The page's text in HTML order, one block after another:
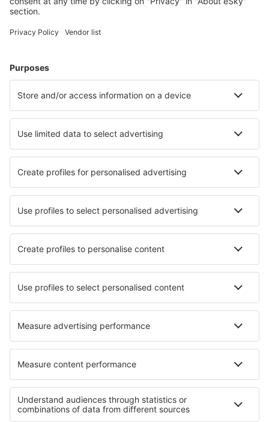
Meist gesuchte Hotels von eSky-Nutzern
Hotels in Kolumbien - Beliebte Städte
Hotels in Santa Marta Hotels in Medellín
Hotels in Puerto Berrio Hotels in Pitalito
Die besten Hotels - Städte
Hotels in Pedro Escobedo Hotels in Remeţi
Hotels in Bari Sardo Hotels in Chemult
Hotels in Witow Hotels Yurga
Hotels in Valle del Cauca Hotels in Magdalena
Hotels in Narino Hotels in Nayarit
Hotels auf West Bohemian spa triangle